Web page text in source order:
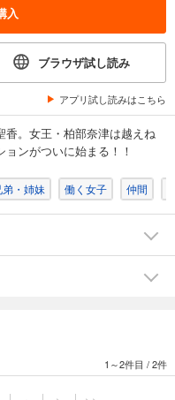
入
ブラウザ試し読み
アプリ試し読みはこちら
香。女王・柏部奈津は越えね
ンがついに始まる！！
弟・姉妹 働く女子 仲間
1～2件目 /2件